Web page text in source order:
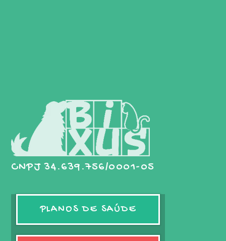
CNPJ 34.639.756/0001-05
PLANOS DE SAÚDE